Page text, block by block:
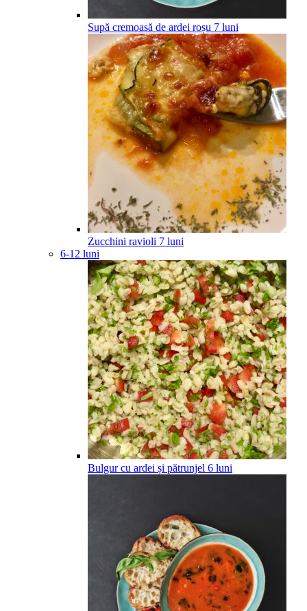
Supă cremoasă de ardei roșu 7 luni
Zucchini ravioli 7 luni
6-12 luni
Bulgur cu ardei și pătrunjel 6 luni